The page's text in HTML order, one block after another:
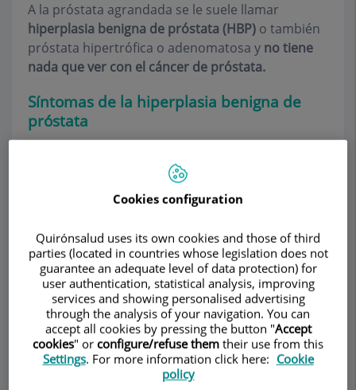
A la próstata agrandada se le suele llamar
hiperplasia benigna de próstata (HBP) o también
próstata hipertrófica o adenomatosa y no tiene
nada que ver con el cáncer de próstata.
Síntomas de la hiperplasia benigna de
próstata
Goteo tras orinar
de hacer esfuerzo para orinar
Retención de orina (imposibilidad de orinar)
Vaciado incompleto de vejiga (residuo post-
miccional)
Incontinencia
Nicturia (más de 2 micciones durante la
noche)
Molestias, pinchazos, escozor e incluso
Cookies configuration
Quirónsalud uses its own cookies and those of third
parties (located in countries whose legislation does not
guarantee an adequate level of data protection) for
user authentication, statistical analysis, improving
services and showing personalised advertising
through the analysis of your navigation. You can
accept all cookies by pressing the button "Accept
cookies" or configure/refuse them their use from this
Settings. For more information click here: Cookie
policy